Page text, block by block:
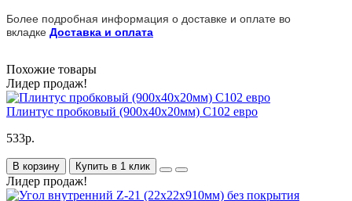
Более подробная информация о доставке и оплате во
вкладке Доставка и оплата
Похожие товары
Лидер продаж!
Плинтус пробковый (900x40х20мм) C102 евро
533р.
В корзину Купить в 1 клик
Лидер продаж!